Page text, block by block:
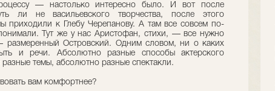
— настолько интересно было. И вот после
ли не васильевского творчества, после этого
приходили к Глебу Черепанову. А там все совсем по-
Тут же у нас Аристофан, стихи, — все нужно
размеренный Островский. Одним словом, ни о каких
и речи. Абсолютно разные способы актерского
темы, абсолютно разные спектакли.
вам комфортнее?